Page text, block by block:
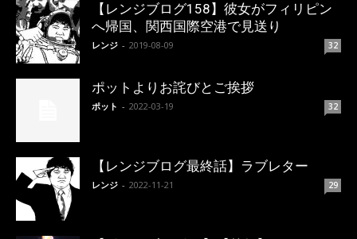
【レンジブログ158】彼女がフィリピン
へ帰国、関西国際空港で見送り
レンジ - 2019-08-09 32
ポットよりお詫びとご挨拶
ポット - 2022-03-19 32
【レンジブログ最終話】ラブレター
レンジ - 2022-11-21 29